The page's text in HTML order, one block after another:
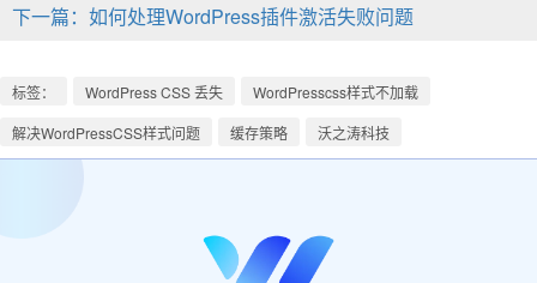
下一篇：如何处理WordPress插件激活失败问题
标签： WordPress CSS 丢失
WordPresscss样式不加载
解决WordPressCSS样式问题
缓存策略 沃之涛科技